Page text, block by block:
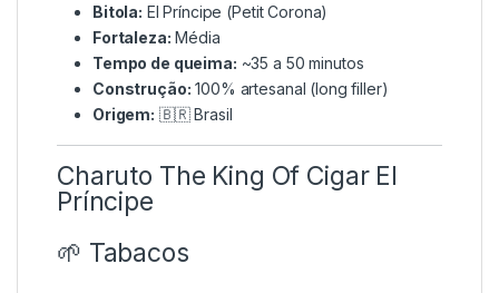
Bitola: El Príncipe (Petit Corona)
Fortaleza: Média
Tempo de queima: ~35 a 50 minutos
Construção: 100% artesanal (long filler)
Origem: 🇧🇷 Brasil
Charuto The King Of Cigar El
Príncipe
🌱 Tabacos